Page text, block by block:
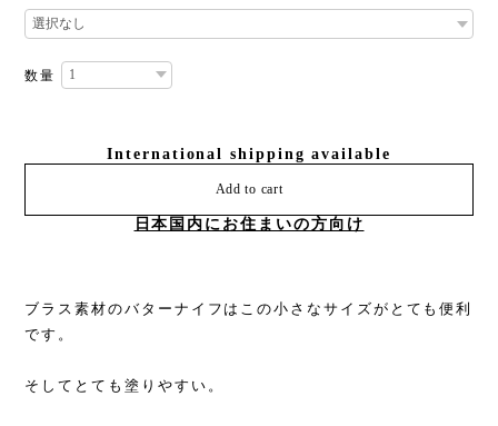
数量
International shipping available
Add to cart
日本国内にお住まいの方向け
ブラス素材のバターナイフはこの小さなサイズがとても便利
です。
そしてとても塗りやすい。